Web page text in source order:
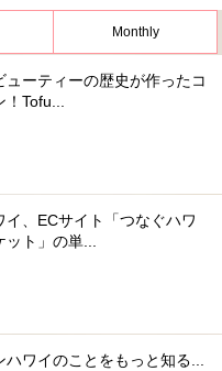
Monthly
ューティーの歴史が作ったコ
！Tofu...
イ、ECサイト「つなぐハワ
ット」の単...
ハワイのことをもっと知る...